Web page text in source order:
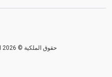
حقوق الملكية © 2026 الأمم المتحدة في مصر